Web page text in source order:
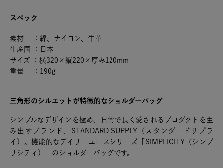
スペック
素材 ：綿、ナイロン、牛革
生産国 ：日本
サイズ ：横320×縦220×厚み120mm
重量 ：190g
三角形のシルエットが特徴的なショルダーバッグ
シンプルなデザインを極め、日常で長く愛されるプロダクトを生
み出すブランド、STANDARD SUPPLY（スタンダードサプラ
イ）。機能的なデイリーユースシリーズ「SIMPLICITY（シンプ
リシティ）」のショルダーバッグです。